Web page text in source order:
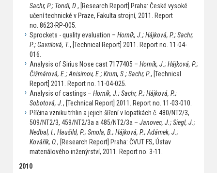
Sachr, P.; Tondl, D., [Research Report] Praha: České vysoké
učení technické v Praze, Fakulta strojní, 2011. Report
no. 8623-RP-005.
Sprockets - quality evaluation – Horník, J.; Hájková, P.; Sachr,
P.; Gavrilová, T., [Technical Report] 2011. Report no. 11-04-
016.
Analysis of Sirius Nose cast 7177405 – Horník, J.; Hájková, P.;
Čižmárová, E.; Anisimov, E.; Krum, S.; Sachr, P., [Technical
Report] 2011. Report no. 11-04-025.
Analysis of castings – Horník, J.; Sachr, P.; Hájková, P.;
Sobotová, J., [Technical Report] 2011. Report no. 11-03-010.
Příčina vzniku trhlin a jejich šíření v lopatkách č. 480/NT2/3,
509/NT2/3, 459/NT2/3a a 485/NT2/3a – Janovec, J.; Siegl, J.;
Nedbal, I.; Haušild, P.; Smola, B.; Hájková, P.; Adámek, J.;
Kovářík, O., [Research Report] Praha: ČVUT FS, Ústav
materiálového inženýrství, 2011. Report no. 3-11.
2010